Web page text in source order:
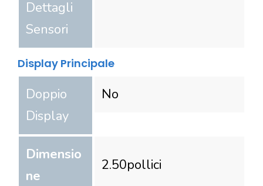
Dettagli
Sensori
Display Principale
Doppio
Display
No
Dimensio
ne
2.50pollici